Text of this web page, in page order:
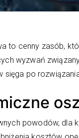
to cenny zasób,
wyzwań
sięga po
powodów, dla